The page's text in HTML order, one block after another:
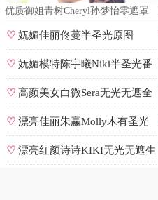
优质御姐青树Cheryl孙梦怡零遮罩
♡妩媚佳丽佟蔓半圣光原图
♡妩媚模特陈宇曦Niki半圣光番
号
♡高颜美女白微Sera无光无遮全
集
♡漂亮佳丽朱赢Molly木有圣光
原图
♡漂亮红颜诗诗KIKI无光无遮生